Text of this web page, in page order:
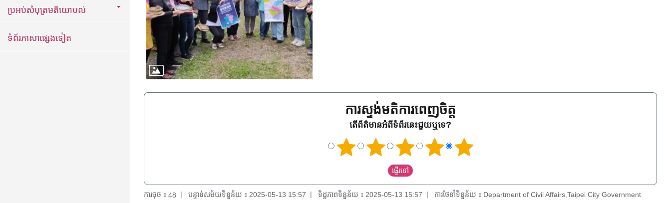
ប្រអប់សំបុត្រមតិយោបល់
ទំព័រភាសាផ្សេងទៀត
ការស្ទង់មតិការពេញចិត្ត
តើព័ត៌មានអំពីទំព័រនេះជួយឬទេ?
ការចុច： 48 បន្ទាន់សម័យទិន្នន័យ：2025-05-13 15:57 ទិដ្ឋភាពទិន្នន័យ：2025-05-13 15:57 ការថែទាំទិន្នន័យ：Department of Civil Affairs,Taipei City Government